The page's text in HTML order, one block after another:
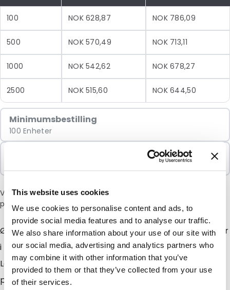
This website uses cookies
We use cookies to personalise content and ads, to
provide social media features and to analyse our traffic.
We also share information about your use of our site with
our social media, advertising and analytics partners who
may combine it with other information that you’ve
provided to them or that they’ve collected from your use
of their services.
100 NOK 628,87 NOK 786,09
500 NOK 570,49 NOK 713,11
1000 NOK 542,62 NOK 678,27
2500 NOK 515,60 NOK 644,50
Minimumsbestilling
100 Enheter
Vær oppmerksom på: et tillegg på 6 % vil bli lagt til i kassen
på grunn av den nåværende situasjonen i Midtøsten.
Ønsker du å pakke matvarer og/eller andre produkter
i en pose som skiller seg ut? Ta en titt på våre
Lamizip-poser i kraftpapir. De egner seg for de fleste
produkter, for eksempel pulver, faste stoffer, korn og